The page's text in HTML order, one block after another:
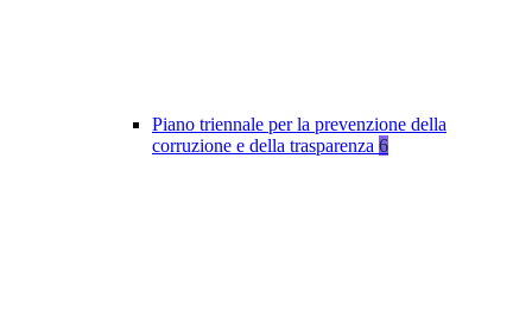
Piano triennale per la prevenzione della
corruzione e della trasparenza 6